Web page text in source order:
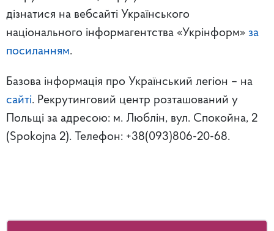
дізнатися на вебсайті Українського
національного інформагентства «Укрінформ» за
посиланням.
Базова інформація про Український легіон – на
сайті. Рекрутинговий центр розташований у
Польщі за адресою: м. Люблін, вул. Спокойна, 2
(Spokojna 2). Телефон: +38(093)806-20-68.